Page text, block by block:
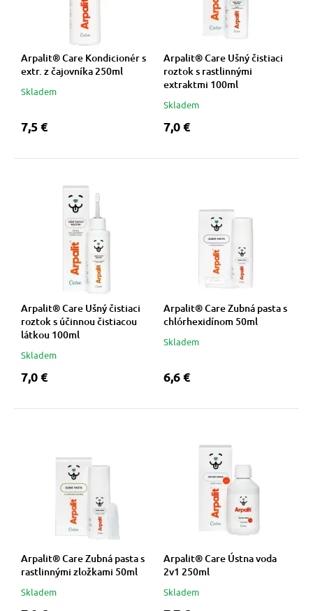
psov
poukazy
mačky
Arpalit® Care Kondicionér s
extr. z čajovníka 250ml
Skladem
7,5 €
Arpalit® Care Ušný čistiaci
roztok s rastlinnými
extraktmi 100ml
Skladem
7,0 €
Arpalit® Care Ušný čistiaci
roztok s účinnou čistiacou
látkou 100ml
Skladem
7,0 €
Arpalit® Care Zubná pasta s
chlórhexidínom 50ml
Skladem
6,6 €
Arpalit® Care Zubná pasta s
rastlinnými zložkami 50ml
Skladem
Arpalit® Care Ústna voda
2v1 250ml
Skladem